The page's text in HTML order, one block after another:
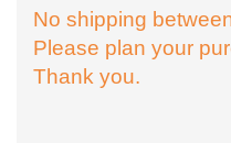
No shipping
Please plan your
Thank you.